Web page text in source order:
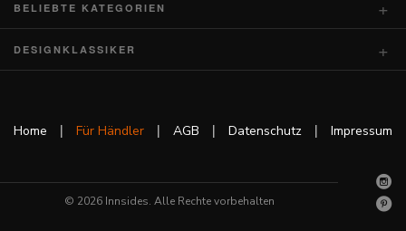
BELIEBTE KATEGORIEN
DESIGNKLASSIKER
Home | Für Händler | AGB | Datenschutz | Impressum
© 2026 Innsides. Alle Rechte vorbehalten